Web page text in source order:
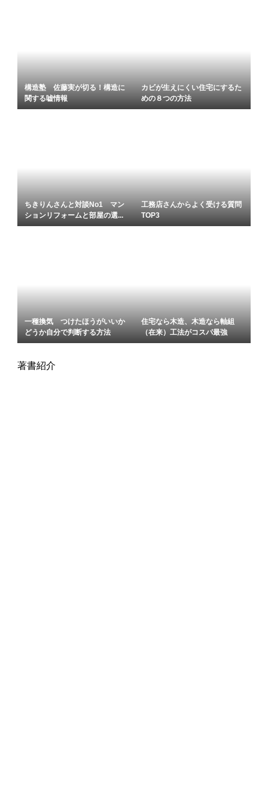
構造塾 佐藤実が切る！構造に
関する嘘情報
カビが生えにくい住宅にするた
めの８つの方法
ちきりんさんと対談No1 マン
ションリフォームと部屋の選...
工務店さんからよく受ける質問
TOP3
一種換気 つけたほうがいいか
どうか自分で判断する方法
住宅なら木造、木造なら軸組
（在来）工法がコスパ最強
著書紹介